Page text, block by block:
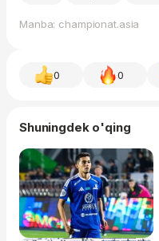
Manba: championat.asia
0 0
Shuningdek o'qing